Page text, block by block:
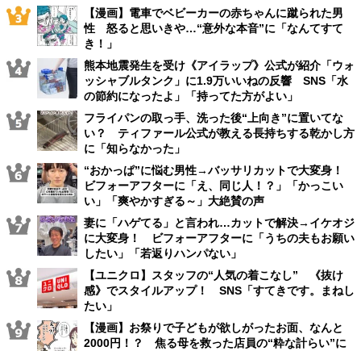
【漫画】電車でベビーカーの赤ちゃんに蹴られた男
性 怒ると思いきや…“意外な本音”に「なんてすて
き！」
熊本地震発生を受け《アイラップ》公式が紹介「ウォ
ッシャブルタンク」に1.9万いいねの反響 SNS「水
の節約になったよ」「持ってた方がよい」
フライパンの取っ手、洗った後“上向き”に置いてな
い？ ティファール公式が教える長持ちする乾かし方
に「知らなかった」
“おかっぱ”に悩む男性→バッサリカットで大変身！
ビフォーアフターに「え、同じ人！？」「かっこい
い」「爽やかすぎる～」大絶賛の声
妻に「ハゲてる」と言われ…カットで解決→イケオジ
に大変身！ ビフォーアフターに「うちの夫もお願い
したい」「若返りハンパない」
【ユニクロ】スタッフの“人気の着こなし” 《抜け
感》でスタイルアップ！ SNS「すてきです。まねし
たい」
【漫画】お祭りで子どもが欲しがったお面、なんと
2000円！？ 焦る母を救った店員の“粋な計らい”に